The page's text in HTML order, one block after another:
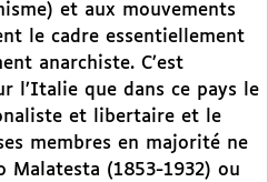
et aux mouvements
le cadre essentiellement
anarchiste. C’est
l’Italie que dans ce pays le
et libertaire et le
membres en majorité ne
Malatesta (1853-1932) ou